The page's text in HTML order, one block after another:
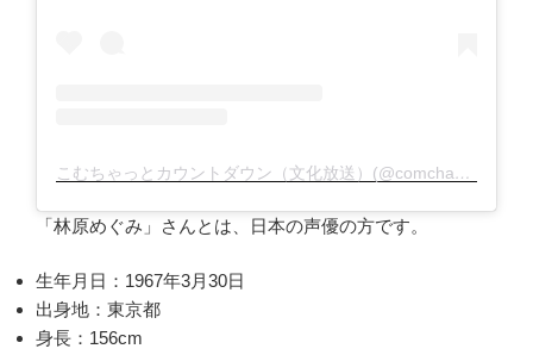
こむちゃっとカウントダウン（文化放送）(@comcha_joqr)がシェアした投稿
「林原めぐみ」さんとは、日本の声優の方です。
生年月日：1967年3月30日
出身地：東京都
身長：156cm